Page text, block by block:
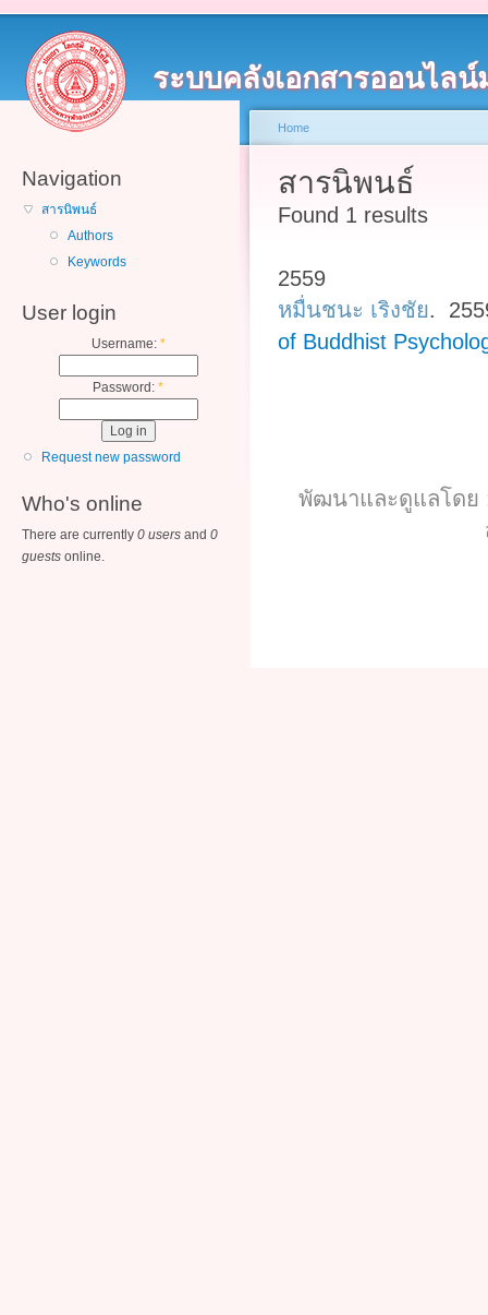
ระบบคลังเอกสารออนไล
Navigation
สารนิพนธ์
Authors
Keywords
User login
Username: *
Password: *
Request new password
Who's online
There are currently 0 users and 0
guests online.
Home
สารนิพนธ์
Found 1 results
2559
หมื่นชนะ เริงชัย.
of Buddhist
พัฒนาและดูแลโดย